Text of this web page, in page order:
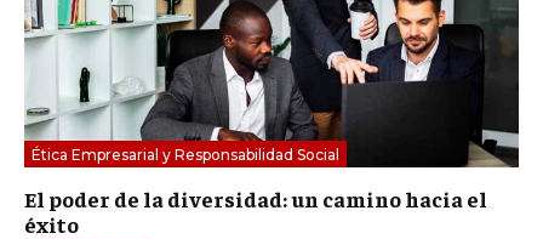
Ética Empresarial y Responsabilidad Social
El poder de la diversidad: un camino hacia el
éxito